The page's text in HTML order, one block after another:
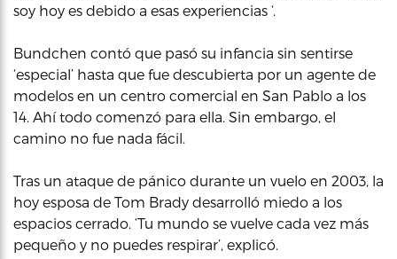
soy hoy es debido a esas experiencias ‘.
Bundchen contó que pasó su infancia sin sentirse
‘especial’ hasta que fue descubierta por un agente de
modelos en un centro comercial en San Pablo a los
14. Ahí todo comenzó para ella. Sin embargo, el
camino no fue nada fácil.
Tras un ataque de pánico durante un vuelo en 2003, la
hoy esposa de Tom Brady desarrolló miedo a los
espacios cerrado. ‘Tu mundo se vuelve cada vez más
pequeño y no puedes respirar’, explicó.